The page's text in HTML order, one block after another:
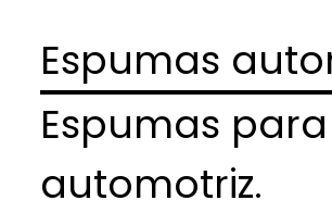
Espumas
Espumas
automotriz.